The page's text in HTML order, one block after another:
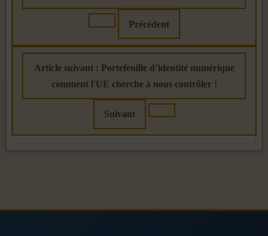
Précédent
Article suivant : Portefeuille d’identité numérique
comment l'UE cherche à nous contrôler !
Suivant